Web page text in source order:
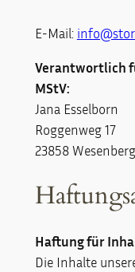
E-Mail:
Verantwortlich
MStV:
Jana Esselborn
Roggenweg 17
23858 Wesenberg
Haftung für
Die Inhalte